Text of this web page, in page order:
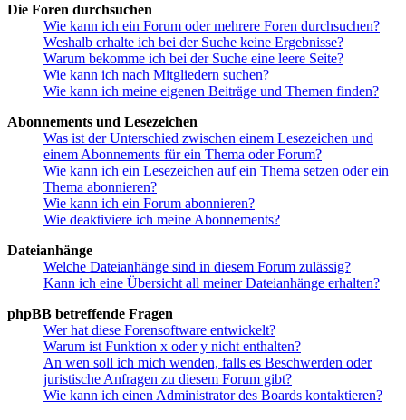
Die Foren durchsuchen
Wie kann ich ein Forum oder mehrere Foren durchsuchen?
Weshalb erhalte ich bei der Suche keine Ergebnisse?
Warum bekomme ich bei der Suche eine leere Seite?
Wie kann ich nach Mitgliedern suchen?
Wie kann ich meine eigenen Beiträge und Themen finden?
Abonnements und Lesezeichen
Was ist der Unterschied zwischen einem Lesezeichen und
einem Abonnements für ein Thema oder Forum?
Wie kann ich ein Lesezeichen auf ein Thema setzen oder ein
Thema abonnieren?
Wie kann ich ein Forum abonnieren?
Wie deaktiviere ich meine Abonnements?
Dateianhänge
Welche Dateianhänge sind in diesem Forum zulässig?
Kann ich eine Übersicht all meiner Dateianhänge erhalten?
phpBB betreffende Fragen
Wer hat diese Forensoftware entwickelt?
Warum ist Funktion x oder y nicht enthalten?
An wen soll ich mich wenden, falls es Beschwerden oder
juristische Anfragen zu diesem Forum gibt?
Wie kann ich einen Administrator des Boards kontaktieren?